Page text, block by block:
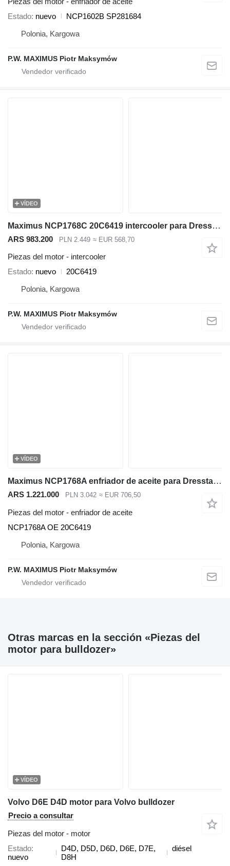
Estado nuevo
NCP1602B SP281684
Polonia, Kargowa
P.W. MAXIMUS Piotr Maksymów
VÍDEO
Maximus NCP1768C 20C6419 intercooler para Dressta TD-14R bulldozer
ARS 983.200 PLN 2.449 ≈ EUR 568,70
Piezas del motor - intercooler
Estado nuevo
20C6419
Polonia, Kargowa
P.W. MAXIMUS Piotr Maksymów
VÍDEO
Maximus NCP1768A enfriador de aceite para Dressta TD-14R bulldozer
ARS 1.221.000 PLN 3.042 ≈ EUR 706,50
Piezas del motor - enfriador de aceite
NCP1768A OE 20C6419
Polonia, Kargowa
P.W. MAXIMUS Piotr Maksymów
Otras marcas en la sección «Piezas del
motor para bulldozer»
VÍDEO
Volvo D6E D4D motor para Volvo bulldozer
Precio a consultar
Piezas del motor - motor
Estado
nuevo
D4D, D5D, D6D, D6E, D7E,
D8H
diésel